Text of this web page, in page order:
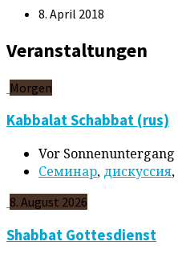
8. April 2018
Veranstaltungen
Morgen
Kabbalat Schabbat (rus)
Vor Sonnenuntergang
Cеминар, дискуссия,
8. August 2026
Shabbat Gottesdienst